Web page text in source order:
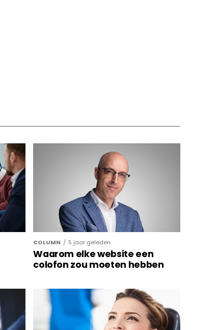
COLUMN 5 jaar geleden
Waarom elke website een
colofon zou moeten hebben